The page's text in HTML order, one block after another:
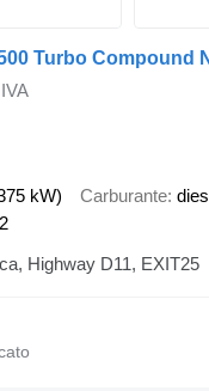
Turbo Compound
kW) Carburante
Highway D11, EXIT25